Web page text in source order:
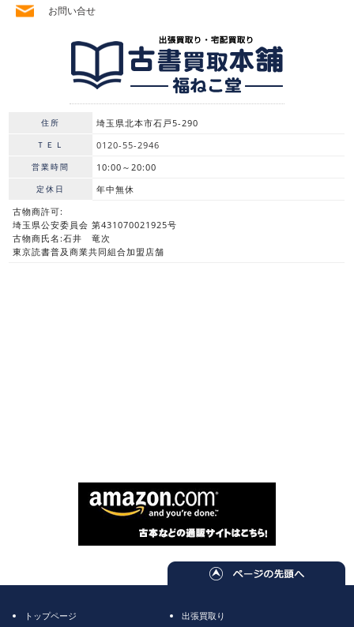
お問い合せ
住所 埼玉県北本市石戸5-290
ＴＥＬ 0120-55-2946
営業時間 10:00～20:00
定休日
年中無休
古物商許可:
埼玉県公安委員会 第431070021925号
古物商氏名:石井 竜次
東京読書普及商業共同組合加盟店舗
トップページ 出張買取り